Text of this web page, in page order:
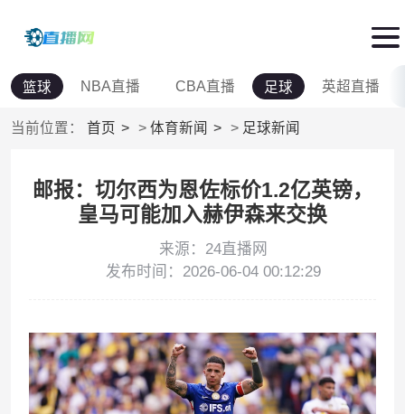
篮球 NBA直播 CBA直播 足球 英超直播
当前位置： 首页 > 体育新闻 > 足球新闻
邮报：切尔西为恩佐标价1.2亿英镑，
皇马可能加入赫伊森来交换
来源：24直播网
发布时间：2026-06-04 00:12:29